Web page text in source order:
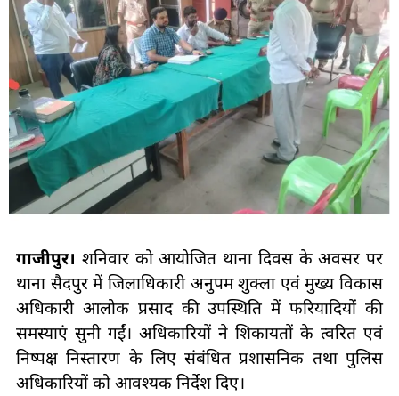
गाजीपुर। शनिवार को आयोजित थाना दिवस के अवसर पर
थाना सैदपुर में जिलाधिकारी अनुपम शुक्ला एवं मुख्य विकास
अधिकारी आलोक प्रसाद की उपस्थिति में फरियादियों की
समस्याएं सुनी गईं। अधिकारियों ने शिकायतों के त्वरित एवं
निष्पक्ष निस्तारण के लिए संबंधित प्रशासनिक तथा पुलिस
अधिकारियों को आवश्यक निर्देश दिए।